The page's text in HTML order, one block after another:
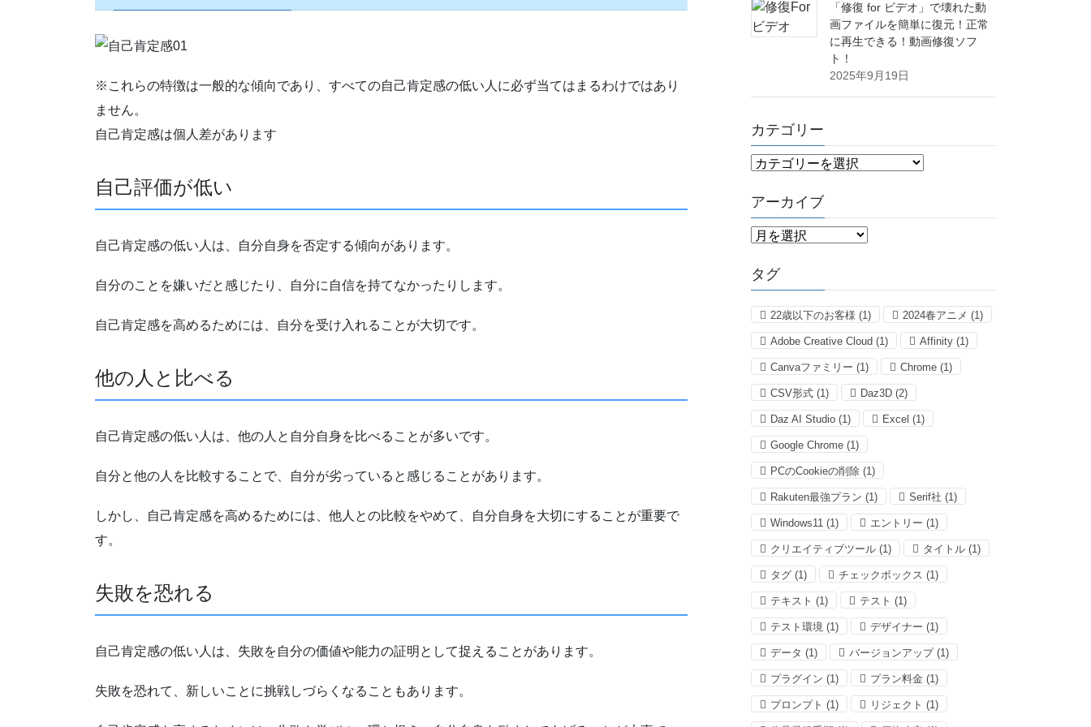
※これらの特徴は一般的な傾向であり、すべての自己肯定感の低い人に必ず当てはまるわけではあり
ません。
自己肯定感は個人差があります
自己評価が低い
自己肯定感の低い人は、自分自身を否定する傾向があります。
自分のことを嫌いだと感じたり、自分に自信を持てなかったりします。
自己肯定感を高めるためには、自分を受け入れることが大切です。
他の人と比べる
自己肯定感の低い人は、他の人と自分自身を比べることが多いです。
自分と他の人を比較することで、自分が劣っていると感じることがあります。
しかし、自己肯定感を高めるためには、他人との比較をやめて、自分自身を大切にすることが重要で
す。
失敗を恐れる
自己肯定感の低い人は、失敗を自分の価値や能力の証明として捉えることがあります。
失敗を恐れて、新しいことに挑戦しづらくなることもあります。
「修復 for ビデオ」で壊れた動
画ファイルを簡単に復元！正常
に再生できる！動画修復ソフ
ト！
2025年9月19日
カテゴリー
カ
テ
ゴ
リ
ー
アーカイブ
ア
ー
カ
イ
ブ
タグ
22歳以下のお客様 (1) 2024春アニメ (1)
Adobe Creative Cloud (1) Affinity (1)
Canvaファミリー (1) Chrome (1)
CSV形式 (1) Daz3D (2)
Daz AI Studio (1) Excel (1)
Google Chrome (1)
PCのCookieの削除 (1)
Rakuten最強プラン (1) Serif社 (1)
Windows11 (1) エントリー (1)
クリエイティブツール (1) タイトル (1)
タグ (1) チェックボックス (1)
テキスト (1) テスト (1)
テスト環境 (1) デザイナー (1)
データ (1) バージョンアップ(1)
プラグイン (1) プラン料金 (1)
プロンプト (1) リジェクト (1)